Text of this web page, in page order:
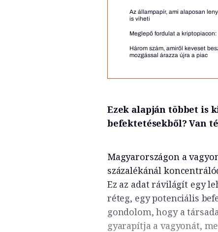
Az állampapír, ami alaposan
is viheti
Meglepő fordulat a
Három szám, amiről keveset
mozgással árazza újra a piac
Ezek alapján többet is
befektetésekből? Van
Magyarországon a
százalékánál
Ez az adat rávilágít egy
réteg, egy potenciális
gondolom, hogy a
gyarapítja a vagyonát,